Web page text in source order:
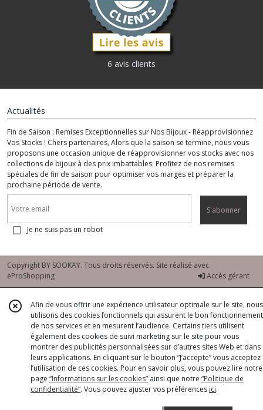
6 avis clients
Actualités
Fin de Saison : Remises Exceptionnelles sur Nos Bijoux - Réapprovisionnez
Vos Stocks ! Chers partenaires, Alors que la saison se termine, nous vous
proposons une occasion unique de réapprovisionner vos stocks avec nos
collections de bijoux à des prix imbattables. Profitez de nos remises
spéciales de fin de saison pour optimiser vos marges et préparer la
prochaine période de vente.
S'abonner
Je ne suis pas un robot
Copyright BY SOOKAY. Tous droits réservés. Site réalisé avec
eProShopping
Accès gérant
Afin de vous offrir une expérience utilisateur optimale sur le site, nous
utilisons des cookies fonctionnels qui assurent le bon fonctionnement
de nos services et en mesurent l’audience. Certains tiers utilisent
également des cookies de suivi marketing sur le site pour vous
montrer des publicités personnalisées sur d’autres sites Web et dans
leurs applications. En cliquant sur le bouton “J’accepte” vous acceptez
l’utilisation de ces cookies. Pour en savoir plus, vous pouvez lire notre
page “Informations sur les cookies” ainsi que notre “Politique de
confidentialité“. Vous pouvez ajuster vos préférences ici.